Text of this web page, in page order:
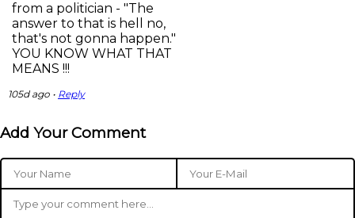
from a politician - "The
answer to that is hell no,
that's not gonna happen."
YOU KNOW WHAT THAT
MEANS !!!
105d ago • Reply
Add Your Comment